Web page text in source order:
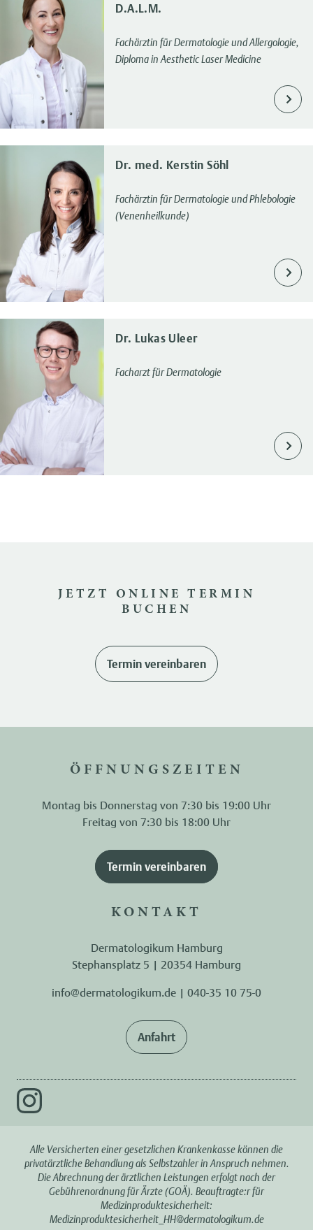
D.A.L.M.
Fachärztin für Dermatologie und Allergologie,
Diploma in Aesthetic Laser Medicine
Dr. med. Kerstin Söhl
Fachärztin für Dermatologie und Phlebologie
(Venenheilkunde)
Dr. Lukas Uleer
Facharzt für Dermatologie
JETZT ONLINE TERMIN
BUCHEN
Termin vereinbaren
ÖFFNUNGSZEITEN
Montag bis Donnerstag von 7:30 bis 19:00 Uhr
Freitag von 7:30 bis 18:00 Uhr
Termin vereinbaren
KONTAKT
Dermatologikum Hamburg
Stephansplatz 5 | 20354 Hamburg
info@dermatologikum.de | 040-35 10 75-0
Anfahrt
Alle Versicherten einer gesetzlichen Krankenkasse können die
privatärztliche Behandlung als Selbstzahler in Anspruch nehmen.
Die Abrechnung der ärztlichen Leistungen erfolgt nach der
Gebührenordnung für Ärzte (GOÄ). Beauftragte:r für
Medizinproduktesicherheit:
Medizinproduktesicherheit_HH@dermatologikum.de